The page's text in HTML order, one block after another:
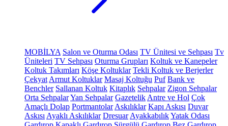
MOBİLYA Salon ve Oturma Odası TV Ünitesi ve Sehpası Tv
Üniteleri TV Sehpası Oturma Grupları Koltuk ve Kanepeler
Koltuk Takımları Köşe Koltuklar Tekli Koltuk ve Berjerler
Çekyat Armut Koltuklar Masaj Koltuğu Puf Bank ve
Benchler Sallanan Koltuk Kitaplık Sehpalar Zigon Sehpalar
Orta SehpalarYan Sehpalar Gazetelik Antre ve Hol Çok
Amaçlı Dolap Portmantolar Askılıklar Kapı Askısı Duvar
Askısı Ayaklı Askılıklar Dresuar AyakkabılıkYatak Odası